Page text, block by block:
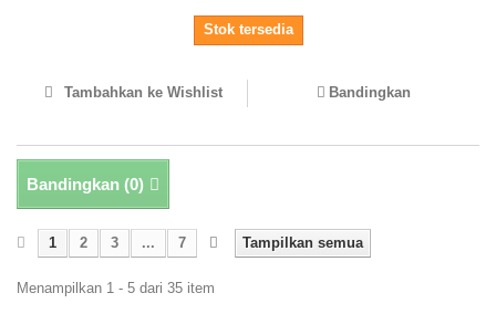
Stok tersedia
Tambahkan ke Wishlist Bandingkan
Bandingkan (0)
Tampilkan semua
1 2 3 ... 7
Menampilkan 1 - 5 dari 35 item